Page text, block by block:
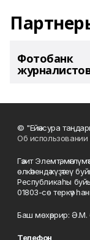
Фотобанк
© "Ейәнсура
Об использовании
Гәзит Элемтә,
өлкәһендә күҙәтеү
Республикаһы
01803-сө теркәү
Баш мөхәррир: Ә.М.
Телефон